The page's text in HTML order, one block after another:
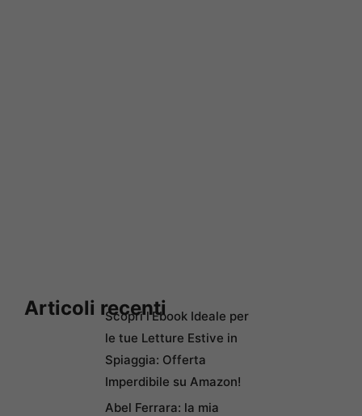
Articoli recentiScopri l’Ebook Ideale per
le tue Letture Estive in
Spiaggia: Offerta
Imperdibile su Amazon!
Abel Ferrara: la mia